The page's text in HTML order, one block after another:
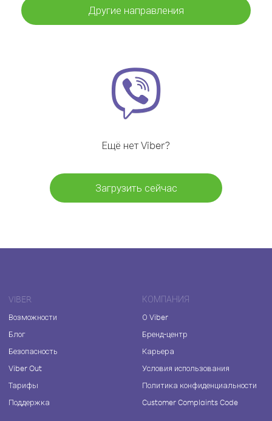
Другие направления
Ещё нет Viber?
Загрузить сейчас
VIBER
Возможности
Блог
Безопасность
Viber Out
Тарифы
Поддержка
КОМПАНИЯ
О Viber
Бренд-центр
Карьера
Условия использования
Политика конфиденциальности
Customer Complaints Code